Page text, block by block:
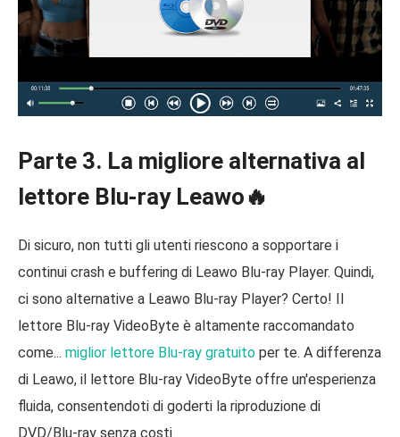
Parte 3. La migliore alternativa al
lettore Blu-ray Leawo🔥
Di sicuro, non tutti gli utenti riescono a sopportare i
continui crash e buffering di Leawo Blu-ray Player. Quindi,
ci sono alternative a Leawo Blu-ray Player? Certo! Il
lettore Blu-ray VideoByte è altamente raccomandato
come... miglior lettore Blu-ray gratuito per te. A differenza
di Leawo, il lettore Blu-ray VideoByte offre un'esperienza
fluida, consentendoti di goderti la riproduzione di
DVD/Blu-ray senza costi.